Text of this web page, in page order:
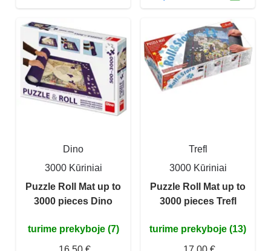
Dino
3000 Kūriniai
Puzzle Roll Mat up to
3000 pieces Dino
turime prekyboje (7)
Trefl
3000 Kūriniai
Puzzle Roll Mat up to
3000 pieces Trefl
turime prekyboje (13)